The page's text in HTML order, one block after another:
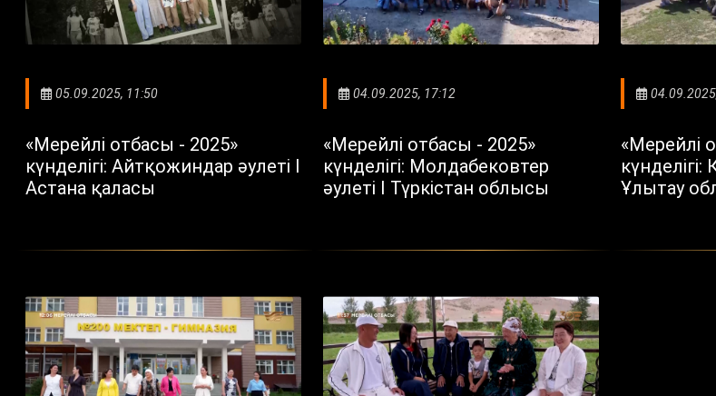
05.09.2025, 11:50
«Мерейлі отбасы - 2025»
күнделігі: Айтқожиндар әулеті I
Астана қаласы
04.09.2025, 17:12
«Мерейлі отбасы - 2025»
күнделігі: Молдабековтер
әулеті I Түркістан облысы
«Мерейлі
күнделігі:
Ұлытау